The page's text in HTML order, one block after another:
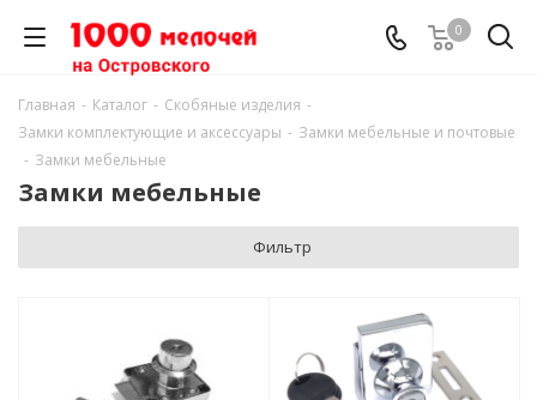
0
Главная - Каталог - Скобяные изделия -
Замки комплектующие и аксессуары - Замки мебельные и почтовые
- Замки мебельные
Замки мебельные
Фильтр